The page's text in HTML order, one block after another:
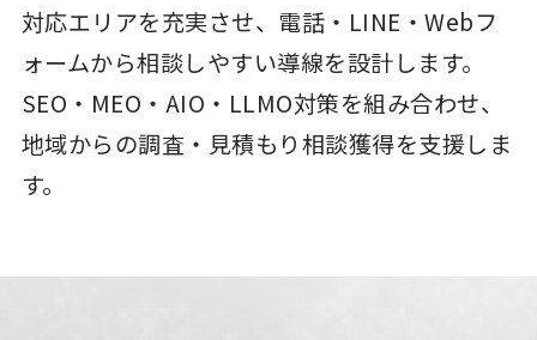
対応エリアを充実させ、電話・LINE・Webフ
ォームから相談しやすい導線を設計します。
SEO・MEO・AIO・LLMO対策を組み合わせ、
地域からの調査・見積もり相談獲得を支援しま
す。